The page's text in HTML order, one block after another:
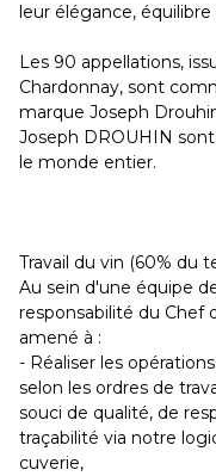
leur élégance,
Les 90 appellations,
Chardonnay, sont
marque Joseph
Joseph DROUHIN
le monde entier.
Travail du vin (60% du
Au sein d'une équipe
responsabilité du Chef
amené à :
- Réaliser les
selon les ordres de
souci de qualité, de
traçabilité via notre
cuverie,